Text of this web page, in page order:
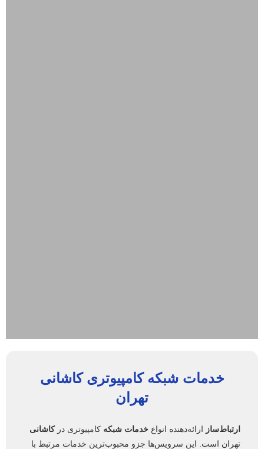
خدمات شبکه کامپیوتریکاشانی
تهران
ارتباط‌ساز ارائه‌دهنده انواع خدمات شبکه کامپیوتری درکاشانی
تهران است. این سرویس‌ها جزو محبوب‌ترین خدمات مرتبط با